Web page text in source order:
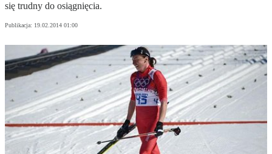
się trudny do osiągnięcia.
Publikacja: 19.02.2014 01:00